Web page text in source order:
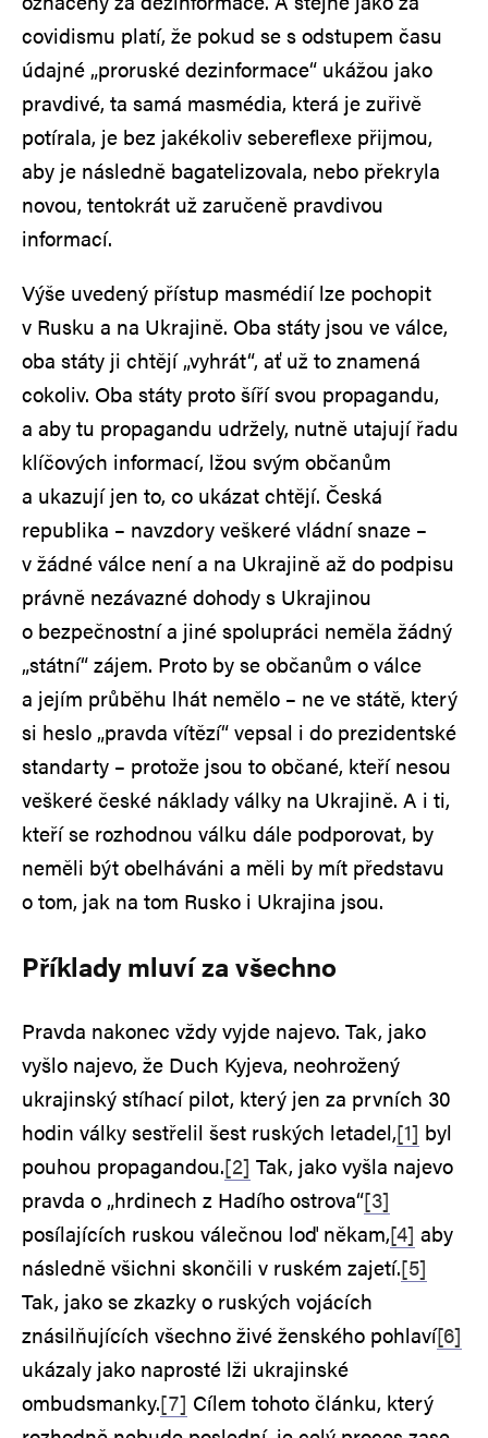
covidismu platí, že pokud se s odstupem času
údajné „proruské dezinformace“ ukážou jako
pravdivé, ta samá masmédia, která je zuřivě
potírala, je bez jakékoliv sebereflexe přijmou,
aby je následně bagatelizovala, nebo překryla
novou, tentokrát už zaručeně pravdivou
informací.
Výše uvedený přístup masmédií lze pochopit
v Rusku a na Ukrajině. Oba státy jsou ve válce,
oba státy ji chtějí „vyhrát“, ať už to znamená
cokoliv. Oba státy proto šíří svou propagandu,
a aby tu propagandu udržely, nutně utajují řadu
klíčových informací, lžou svým občanům
a ukazují jen to, co ukázat chtějí. Česká
republika – navzdory veškeré vládní snaze –
v žádné válce není a na Ukrajině až do podpisu
právně nezávazné dohody s Ukrajinou
o bezpečnostní a jiné spolupráci neměla žádný
„státní“ zájem. Proto by se občanům o válce
a jejím průběhu lhát nemělo – ne ve státě, který
si heslo „pravda vítězí“ vepsal i do prezidentské
standarty – protože jsou to občané, kteří nesou
veškeré české náklady války na Ukrajině. A i ti,
kteří se rozhodnou válku dále podporovat, by
neměli být obelháváni a měli by mít představu
o tom, jak na tom Rusko i Ukrajina jsou.
Příklady mluví za všechno
Pravda nakonec vždy vyjde najevo. Tak, jako
vyšlo najevo, že Duch Kyjeva, neohrožený
ukrajinský stíhací pilot, který jen za prvních 30
hodin války sestřelil šest ruských letadel,[1] byl
pouhou propagandou.[2] Tak, jako vyšla najevo
pravda o „hrdinech z Hadího ostrova“[3]
posílajících ruskou válečnou loď někam,[4] aby
následně všichni skončili v ruském zajetí.[5]
Tak, jako se zkazky o ruských vojácích
znásilňujících všechno živé ženského pohlaví[6]
ukázaly jako naprosté lži ukrajinské
ombudsmanky.[7] Cílem tohoto článku, který